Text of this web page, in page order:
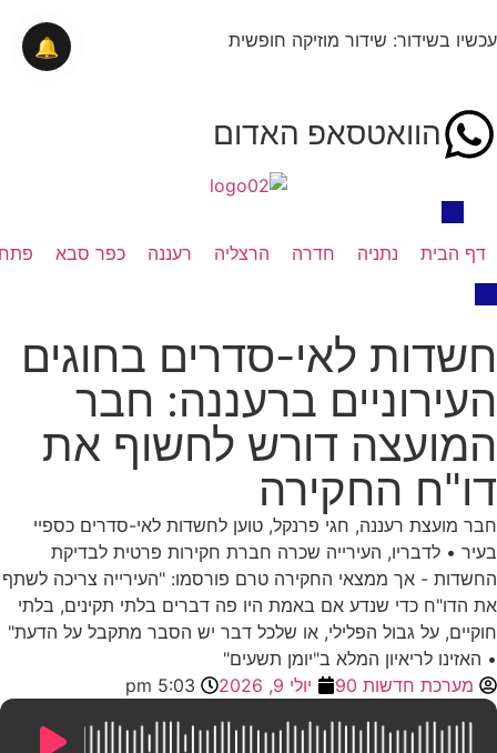
עכשיו בשידור: שידור מוזיקה חופשית
הוואטסאפ האדום
דף הבית נתניה חדרה הרצליה רעננה כפר סבא
חשדות לאי-סדרים בחוגים
העירוניים ברעננה: חבר
המועצה דורש לחשוף את
דו"ח החקירה
חבר מועצת רעננה, חגי פרנקל, טוען לחשדות לאי-סדרים כספיי
בעיר • לדבריו, העירייה שכרה חברת חקירות פרטית לבדיקת
החשדות - אך ממצאי החקירה טרם פורסמו: "העירייה צריכה לשתף
את הדו"ח כדי שנדע אם באמת היו פה דברים בלתי תקינים, בלתי
חוקיים, על גבול הפלילי, או שלכל דבר יש הסבר מתקבל על הדעת"
• האזינו לריאיון המלא ב"יומן תשעים"
מערכת חדשות 90
יולי 9, 2026 5:03 pm
🔔